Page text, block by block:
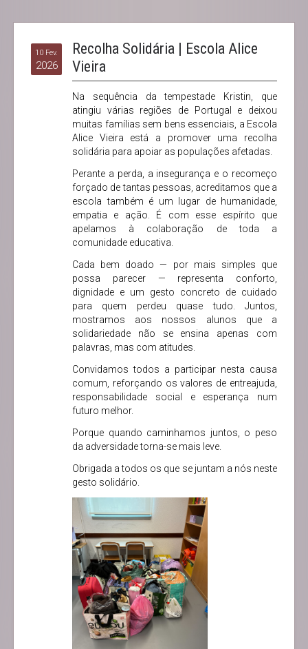
10 Fev.
2026
Recolha Solidária | Escola Alice
Vieira
Na sequência da tempestade Kristin, que
atingiu várias regiões de Portugal e deixou
muitas famílias sem bens essenciais, a Escola
Alice Vieira está a promover uma recolha
solidária para apoiar as populações afetadas.
Perante a perda, a insegurança e o recomeço
forçado de tantas pessoas, acreditamos que a
escola também é um lugar de humanidade,
empatia e ação. É com esse espírito que
apelamos à colaboração de toda a
comunidade educativa.
Cada bem doado — por mais simples que
possa parecer — representa conforto,
dignidade e um gesto concreto de cuidado
para quem perdeu quase tudo. Juntos,
mostramos aos nossos alunos que a
solidariedade não se ensina apenas com
palavras, mas com atitudes.
Convidamos todos a participar nesta causa
comum, reforçando os valores de entreajuda,
responsabilidade social e esperança num
futuro melhor.
Porque quando caminhamos juntos, o peso
da adversidade torna-se mais leve.
Obrigada a todos os que se juntam a nós neste
gesto solidário.